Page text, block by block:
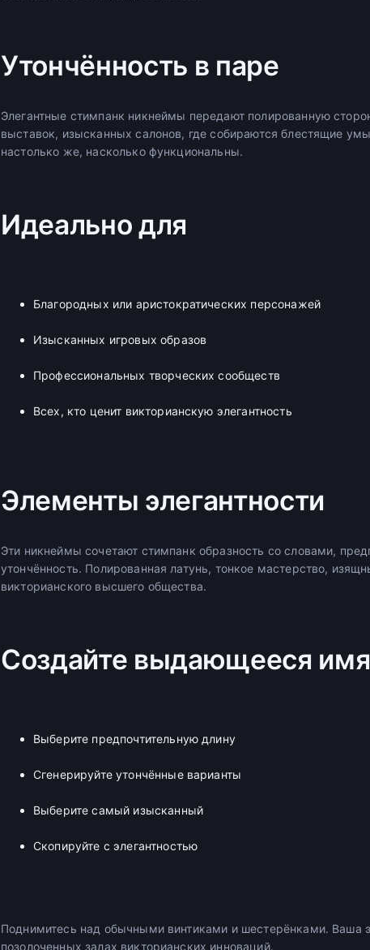
Утончённость в паре
Элегантные стимпанк никнеймы передают полированную
выставок, изысканных салонов, где собираются блестящие
настолько же, насколько функциональны.
Идеально для
Благородных или аристократических персонажей
Изысканных игровых образов
Профессиональных творческих сообществ
Всех, кто ценит викторианскую элегантность
Элементы элегантности
Эти никнеймы сочетают стимпанк образность со словами,
утончённость. Полированная латунь, тонкое мастерство,
викторианского высшего общества.
Создайте выдающееся имя
Выберите предпочтительную длину
Сгенерируйте утончённые варианты
Выберите самый изысканный
Скопируйте с элегантностью
Поднимитесь над обычными винтиками и шестерёнками. Ваша
позолоченных залах викторианских инноваций.